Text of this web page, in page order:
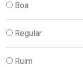
Boa
Regular
Ruim